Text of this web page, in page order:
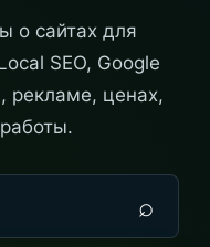
о сайтах для
SEO, Google
рекламе, ценах,
⌕